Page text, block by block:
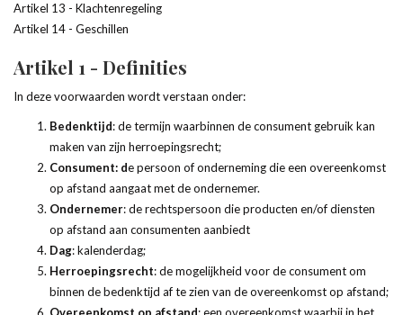
Artikel 13 - Klachtenregeling
Artikel 14 - Geschillen
Artikel 1 - Definities
In deze voorwaarden wordt verstaan onder:
Bedenktijd: de termijn waarbinnen de consument gebruik kan
maken van zijn herroepingsrecht;
Consument: de persoon of onderneming die een overeenkomst
op afstand aangaat met de ondernemer.
Ondernemer: de rechtspersoon die producten en/of diensten
op afstand aan consumenten aanbiedt
Dag: kalenderdag;
Herroepingsrecht: de mogelijkheid voor de consument om
binnen de bedenktijd af te zien van de overeenkomst op afstand;